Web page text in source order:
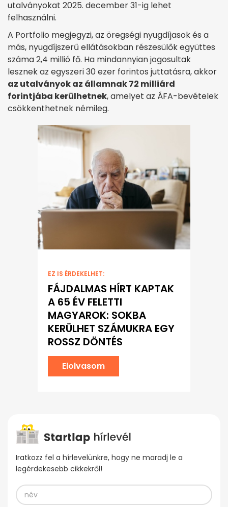
utalványokat 2025. december 31-ig lehet
felhasználni.
A Portfolio megjegyzi, az öregségi nyugdíjasok és a
más, nyugdíjszerű ellátásokban részesülők együttes
száma 2,4 millió fő. Ha mindannyian jogosultak
lesznek az egyszeri 30 ezer forintos juttatásra, akkor
az utalványok az államnak 72 milliárd
forintjába kerülhetnek, amelyet az ÁFA-bevételek
csökkenthetnek némileg.
EZ IS ÉRDEKELHET:
FÁJDALMAS HÍRT KAPTAK
A 65 ÉV FELETTI
MAGYAROK: SOKBA
KERÜLHET SZÁMUKRA EGY
ROSSZ DÖNTÉS
Elolvasom
Iratkozz fel a hírlevelünkre, hogy ne maradj le a
legérdekesebb cikkekről!